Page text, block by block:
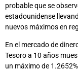
probable que se
estadounidense
nuevos máximos en
En el mercado de
Tesoro a 10 años
un máximo de